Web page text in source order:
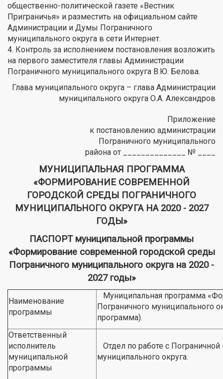
общественно-политической газете «Вестник
Приграничья» и разместить на официальном сайте
Администрации и Думы Пограничного
муниципального округа в сети Интернет.
4. Контроль за исполнением постановления возложить
на первого заместителя главы Администрации
Пограничного муниципального округа В.Ю. Белова.
Глава муниципального округа – глава Администрации
муниципального округа О.А. Александров
Приложение
к постановлению администрации
Пограничного муниципального
района от ______________ № ____
МУНИЦИПАЛЬНАЯ ПРОГРАММА
«ФОРМИРОВАНИЕ СОВРЕМЕННОЙ
ГОРОДСКОЙ СРЕДЫ ПОГРАНИЧНОГО
МУНИЦИПАЛЬНОГО ОКРУГА НА 2020 - 2027
ГОДЫ»
ПАСПОРТ муниципальной программы
«Формирование современной городской среды
Пограничного муниципального округа на 2020 -
2027 годы»
Наименование
программы
Муниципальная программа
Пограничного муниципального
программа).
Ответственный
исполнитель
муниципальной
программы
Отдел по работе с
муниципального округа.